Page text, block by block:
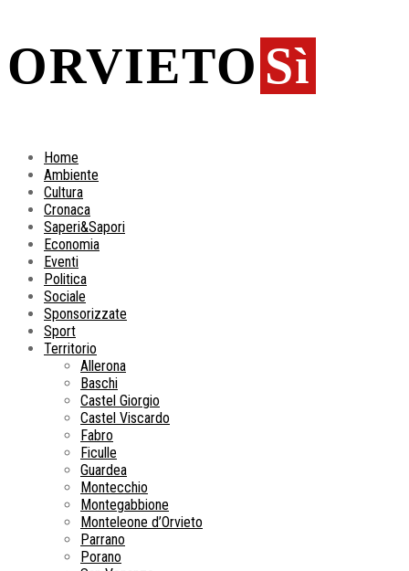
ORVIETO Sì
Home
Ambiente
Cultura
Cronaca
Saperi&Sapori
Economia
Eventi
Politica
Sociale
Sponsorizzate
Sport
Territorio
Allerona
Baschi
Castel Giorgio
Castel Viscardo
Fabro
Ficulle
Guardea
Montecchio
Montegabbione
Monteleone d’Orvieto
Parrano
Porano